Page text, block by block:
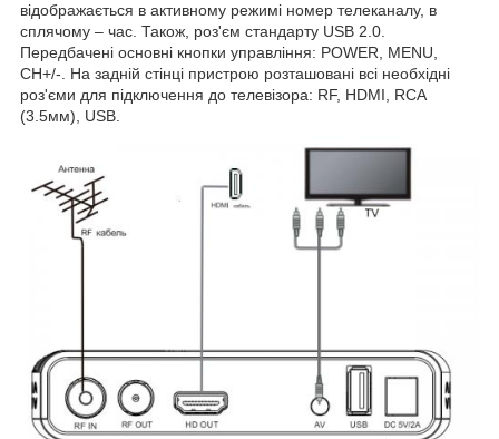
відображається в активному режимі номер телеканалу, в
сплячому – час. Також, роз'єм стандарту USB 2.0.
Передбачені основні кнопки управління: POWER, MENU,
CH+/-. На задній стінці пристрою розташовані всі необхідні
роз'єми для підключення до телевізора: RF, HDMI, RCA
(3.5мм), USB.